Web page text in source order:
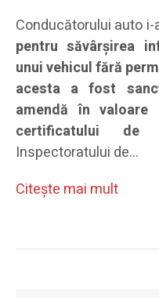
Conducătorului auto i-
pentru săvârșirea
unui vehicul fără
acesta a fost
amendă în
certificatului de
Inspectoratului de…
Citeşte mai mult